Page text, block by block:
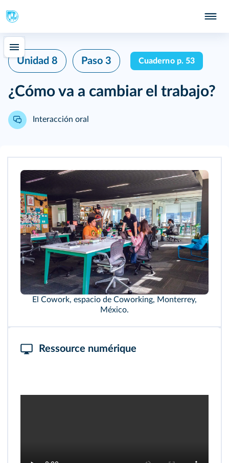
Unidad 8 Paso 3 Cuaderno p. 53
¿Cómo va a cambiar el trabajo?
Interacción oral
El Cowork, espacio de Coworking, Monterrey,
México.
Ressource numérique